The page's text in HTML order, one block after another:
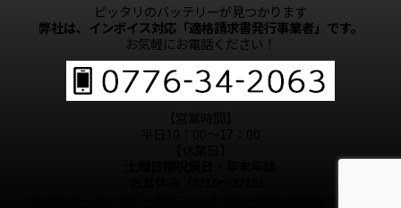
ピッタリのバッテリーが見つかります
弊社は、インボイス対応「適格請求書発行事業者」です。
お気軽にお電話ください！